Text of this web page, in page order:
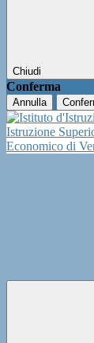
Chiudi
Conferma
Annulla
Istruzione
Economico di